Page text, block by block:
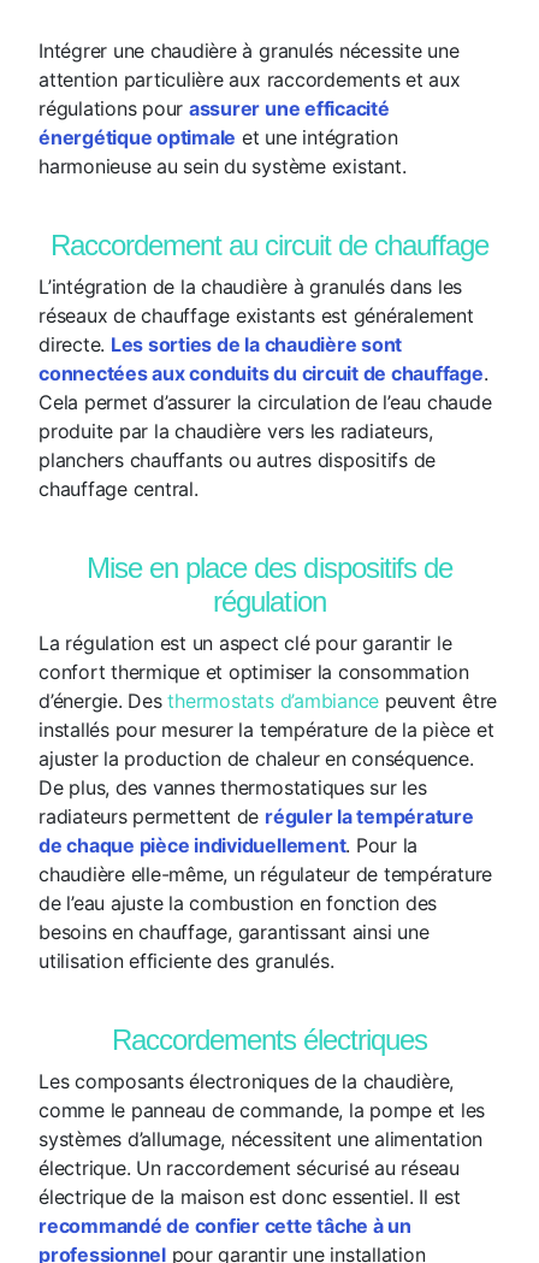
Intégrer une chaudière à granulés nécessite une
attention particulière aux raccordements et aux
régulations pour assurer une efficacité
énergétique optimale et une intégration
harmonieuse au sein du système existant.
Raccordement au circuit de chauffage
L’intégration de la chaudière à granulés dans les
réseaux de chauffage existants est généralement
directe. Les sorties de la chaudière sont
connectées aux conduits du circuit de chauffage.
Cela permet d’assurer la circulation de l’eau chaude
produite par la chaudière vers les radiateurs,
planchers chauffants ou autres dispositifs de
chauffage central.
Mise en place des dispositifs de
régulation
La régulation est un aspect clé pour garantir le
confort thermique et optimiser la consommation
d’énergie. Desthermostats d’ambiance peuvent être
installés pour mesurer la température de la pièce et
ajuster la production de chaleur en conséquence.
De plus, des vannes thermostatiques sur les
radiateurs permettent de réguler la température
de chaque pièce individuellement. Pour la
chaudière elle-même, un régulateur de température
de l’eau ajuste la combustion en fonction des
besoins en chauffage, garantissant ainsi une
utilisation efficiente des granulés.
Raccordements électriques
Les composants électroniques de la chaudière,
comme le panneau de commande, la pompe et les
systèmes d’allumage, nécessitent une alimentation
électrique. Un raccordement sécurisé au réseau
électrique de la maison est donc essentiel. Il est
recommandé de confier cette tâche à un
professionnelpour garantir une installation